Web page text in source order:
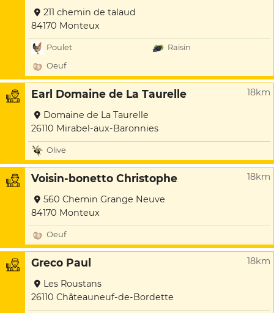
211 chemin de talaud
84170 Monteux
Poulet
Raisin
Oeuf
Earl Domaine de La Taurelle 18km
Domaine de La Taurelle
26110 Mirabel-aux-Baronnies
Olive
Voisin-bonetto Christophe 18km
560 Chemin Grange Neuve
84170 Monteux
Oeuf
Greco Paul 18km
Les Roustans
26110 Châteauneuf-de-Bordette